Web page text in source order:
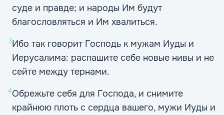
суде и правде; и народы Им будут
благословляться и Им хвалиться.
3Ибо так говорит Господь к мужам Иуды и
Иерусалима: распашите себе новые нивы и не
сейте между тернами.
4Обрежьте себя для Господа, и снимите
крайнюю плоть с сердца вашего, мужи Иуды и